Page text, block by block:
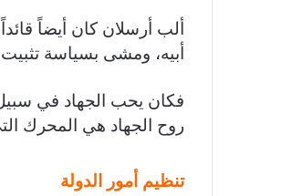
ألب أرسلان كان أيضاً
أبيه، ومشى بسياسة
فكان يحب الجهاد في سبيل
روح الجهاد هي المحرك
تنظيم أمور الدولة